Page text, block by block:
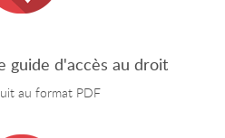
guide d'accès au droit
au format PDF